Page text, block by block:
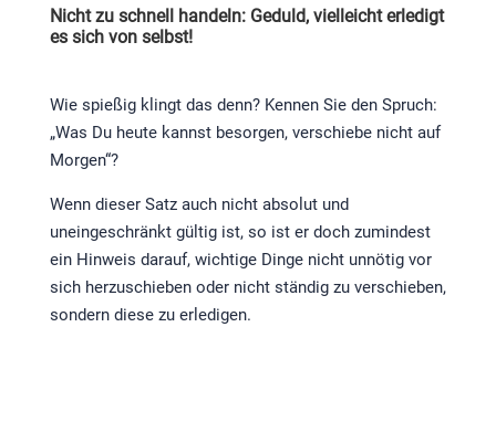
Nicht zu schnell handeln: Geduld, vielleicht erledigt
es sich von selbst!
Wie spießig klingt das denn? Kennen Sie den Spruch:
„Was Du heute kannst besorgen, verschiebe nicht auf
Morgen“?
Wenn dieser Satz auch nicht absolut und
uneingeschränkt gültig ist, so ist er doch zumindest
ein Hinweis darauf, wichtige Dinge nicht unnötig vor
sich herzuschieben oder nicht ständig zu verschieben,
sondern diese zu erledigen.